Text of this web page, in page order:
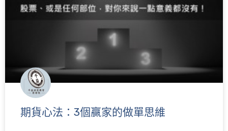
期貨心法：3個贏家的做單思維